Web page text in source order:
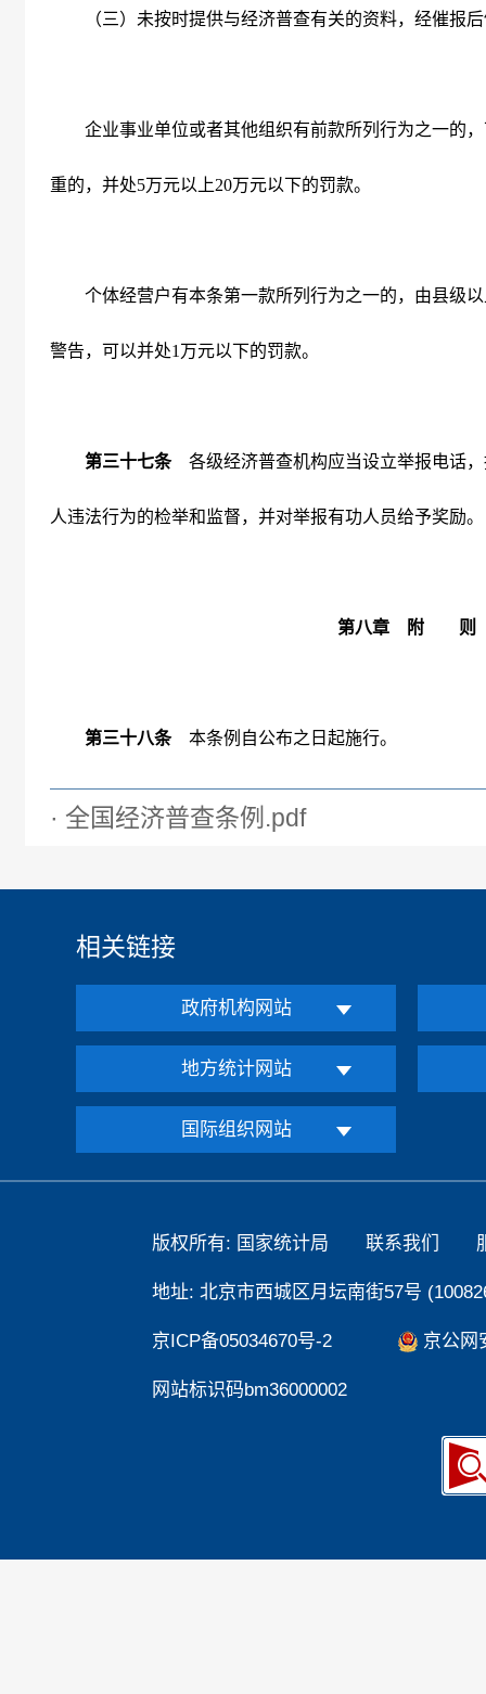
（三）未按时提供与经济普查有关的资料，经催报后
企业事业单位或者其他组织有前款所列行为之一的，
重的，并处5万元以上20万元以下的罚款。
个体经营户有本条第一款所列行为之一的，由县级以
警告，可以并处1 万元以下的罚款。
第三十七条各级经济普查机构应当设立举报电话，
人违法行为的检举和监督，并对举报有功人员给予奖励。
第八章 附 则
第三十八条本条例自公布之日起施行。
· 全国经济普查条例.pdf
相关链接
政府机构网站
地方统计网站
国际组织网站
版权所有: 国家统计局 联系我们
地址: 北京市西城区月坛南街57号
京ICP备05034670号-2 京公网
网站标识码bm36000002